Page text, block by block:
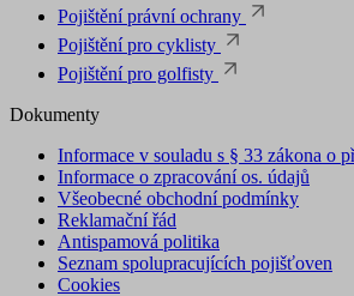
Pojištění právní ochrany
Pojištění pro cyklisty
Pojištění pro golfisty
Dokumenty
Informace v souladu s § 33 zákona o
Informace o zpracování os. údajů
Všeobecné obchodní podmínky
Reklamační řád
Antispamová politika
Seznam spolupracujících pojišťoven
Cookies